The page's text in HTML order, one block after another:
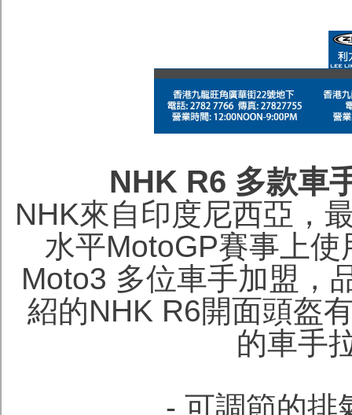
NHK R6 多款車
NHK來自印度尼西亞，
水平MotoGP賽事上
Moto3 多位車手加盟，
紹的NHK R6開面頭盔
的車手
- 可調節的排